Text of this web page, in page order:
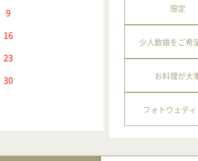
9
16
23
30
限定
少人数婚をご希
お料理が大
フォトウェデ